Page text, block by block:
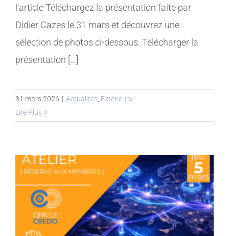
l'article Téléchargez la présentation faite par
Didier Cazes le 31 mars et découvrez une
sélection de photos ci-dessous. Télécharger la
présentation [...]
31 mars 2026 | Actualités, Extérieurs
Lire Plus